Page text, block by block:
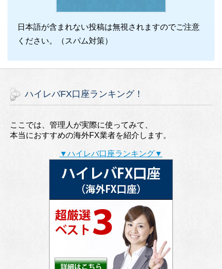
日本語が含まれない投稿は無視されますのでご注意
ください。（スパム対策）
ハイレバFX口座ランキング！
ここでは、管理人が実際に使ってみて、
本当におすすめの海外FX業者を紹介します。
▼ハイレバ口座ランキング▼